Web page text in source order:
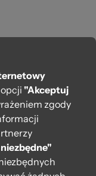
"Akceptuj
zgody